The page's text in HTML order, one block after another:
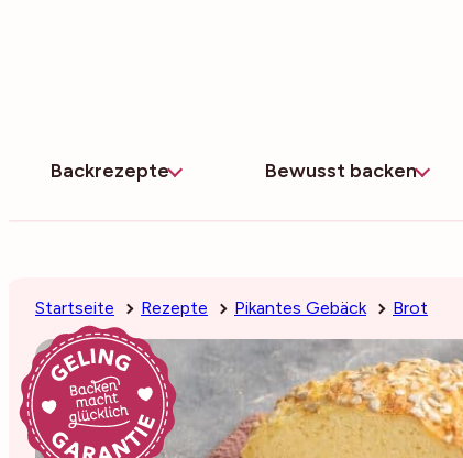
Backrezepte Bewusst backen
Startseite Rezepte Pikantes Gebäck Brot